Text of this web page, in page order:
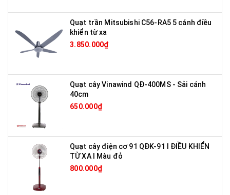
Quạt trần Mitsubishi C56-RA5 5 cánh điều
khiển từ xa
3.850.000₫
Quạt cây Vinawind QĐ-400MS - Sải cánh
40cm
650.000₫
Quạt cây điện cơ 91 QĐK-91 I ĐIỀU KHIỂN
TỪ XA I Màu đỏ
800.000₫